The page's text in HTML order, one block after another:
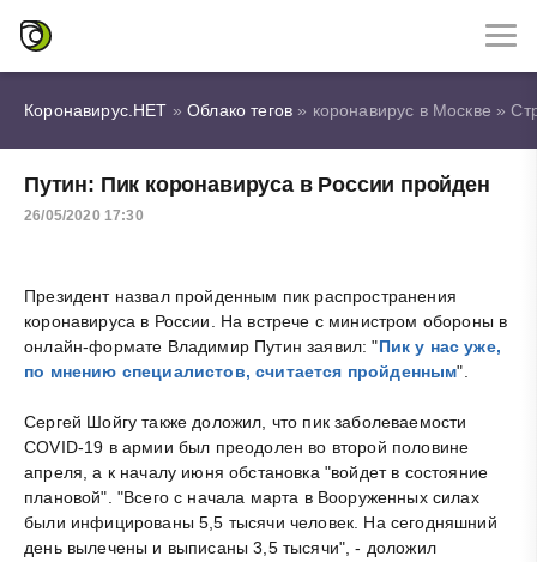
Коронавирус.НЕТ »Облако тегов » коронавирус в Москве »
Путин: Пик коронавируса в России пройден
26/05/2020 17:30
Президент назвал пройденным пик распространения
коронавируса в России. На встрече с министром обороны в
онлайн-формате Владимир Путин заявил: "Пик у нас уже,
по мнению специалистов, считается пройденным".
Сергей Шойгу также доложил, что пик заболеваемости
COVID-19 в армии был преодолен во второй половине
апреля, а к началу июня обстановка "войдет в состояние
плановой". "Всего с начала марта в Вооруженных силах
были инфицированы 5,5 тысячи человек. На сегодняшний
день вылечены и выписаны 3,5 тысячи", - доложил